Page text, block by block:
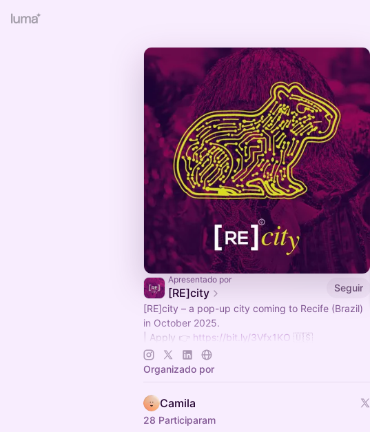
Apresentado por
[RE]city
Seguir
[RE]city – a pop-up city coming to Recife (Brazil)
in October 2025.
| Apply 👉 https://bit.ly/3Vfx1KO 🇺🇸
| Inscreva-se 👉
| Telegram 🛫https://t.me/+ZI_VXMMK4y0wMTIx
Organizado por
Camila
28 Participaram